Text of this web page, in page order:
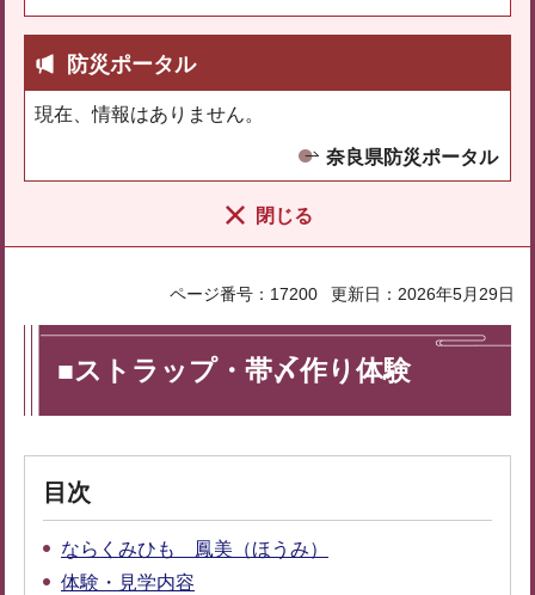
防災ポータル
現在、情報はありません。
奈良県防災ポータル
閉じる
ページ番号：17200 更新日：2026年5月29日
■ストラップ・帯〆作り体験
目次
ならくみひも 鳳美（ほうみ）
体験・見学内容